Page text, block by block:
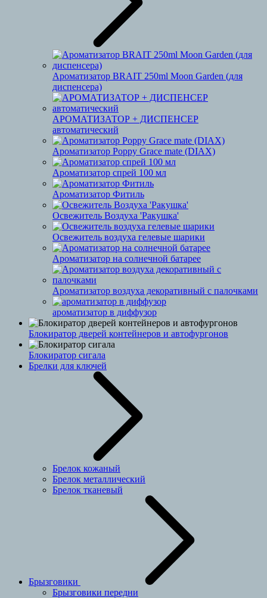
Ароматизатор BRAIT 250ml Moon Garden (для
диспенсера)
АРОМАТИЗАТОР + ДИСПЕНСЕР
автоматический
Ароматизатор Poppy Grace mate (DIAX)
Ароматизатор спрей 100 мл
Ароматизатор Фитиль
Освежитель Воздуха 'Ракушка'
Освежитель воздуха гелевые шарики
Ароматизатор на солнечной батарее
Ароматизатор воздуха декоративный с палочками
ароматизатор в диффузор
Блокиратор дверей контейнеров и автофургонов
Блокиратор сигала
Брелки для ключей
Брелок кожаный
Брелок металлический
Брелок тканевый
Брызговики
Брызговики передни